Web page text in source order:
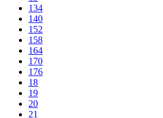
134
140
152
158
164
170
176
18
19
20
21